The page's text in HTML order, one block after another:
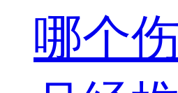
哪个